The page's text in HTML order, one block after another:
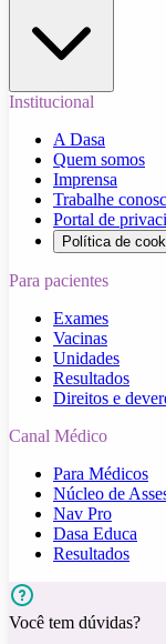
Institucional
A Dasa
Quem somos
Imprensa
Trabalhe
Portal de
Política de
Para pacientes
Exames
Vacinas
Unidades
Resultados
Direitos e
Canal Médico
Para Médicos
Núcleo de
Nav Pro
Dasa Educa
Resultados
Você tem dúvidas?